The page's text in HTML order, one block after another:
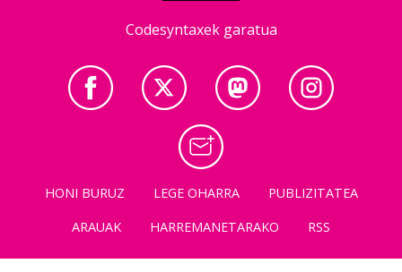
Codesyntaxek garatua
HONI BURUZ LEGE OHARRA
PUBLIZITATEA
ARAUAK
HARREMANETARAKO RSS